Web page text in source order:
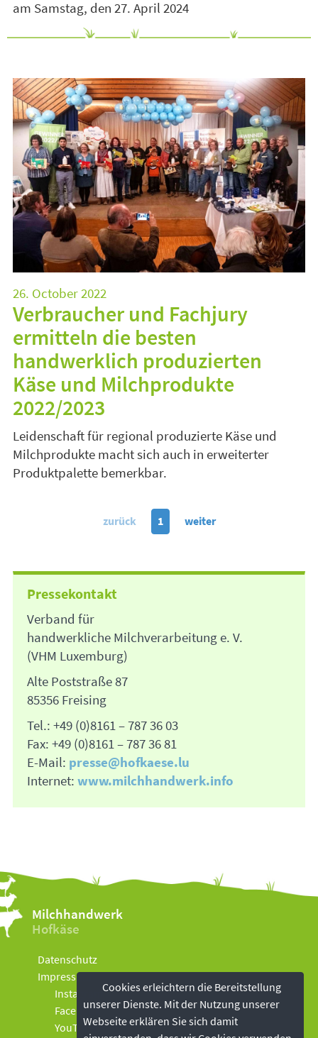
am Samstag, den 27. April 2024
26. October 2022
Verbraucher und Fachjury
ermitteln die besten
handwerklich produzierten
Käse und Milchprodukte
2022/2023
Leidenschaft für regional produzierte Käse und
Milchprodukte macht sich auch in erweiterter
Produktpalette bemerkbar.
zurück 1 weiter
Pressekontakt
Verband für
handwerkliche Milchverarbeitung e. V.
(VHM Luxemburg)
Alte Poststraße 87
85356 Freising
Tel.: +49 (0)8161 – 787 36 03
Fax: +49 (0)8161 – 787 36 81
E-Mail: presse@hofkaese.lu
Internet: www.milchhandwerk.info
Cookies erleichtern die Bereitstellung
unserer Dienste. Mit der Nutzung unserer
Webseite erklären Sie sich damit
Milchhandwerk
Hofkäse
Datenschutz
Impressum
Instagram
Facebook
YouTube